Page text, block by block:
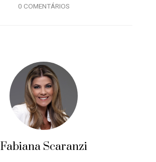
0 COMENTÁRIOS
Fabiana Scaranzi